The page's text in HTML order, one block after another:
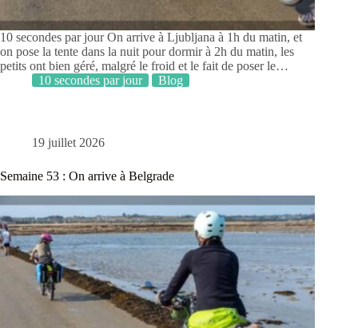
10 secondes par jour On arrive à Ljubljana à 1h du matin, et
on pose la tente dans la nuit pour dormir à 2h du matin, les
petits ont bien géré, malgré le froid et le fait de poser le…
10 secondes par jour
Blog
19 juillet 2026
Semaine 53 : On arrive à Belgrade